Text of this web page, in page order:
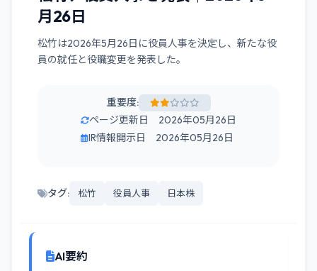
月26日
松竹は2026年5月26日に役員人事を決定し、新たな役
員の就任と役職変更を発表した。
重要度:
ページ更新日 2026年05月26日
IR情報開示日 2026年05月26日
タグ: 松竹 役員人事 日本株
AI要約